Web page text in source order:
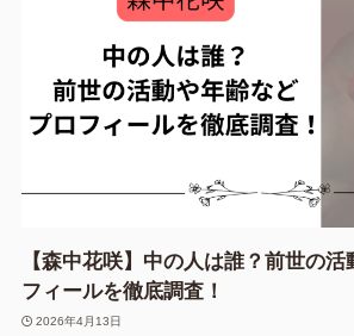
【森中花咲】中の人は誰？前世の
フィールを徹底調査！
2026年4月13日